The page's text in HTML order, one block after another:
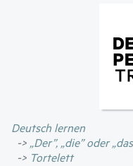
Deutsch lernen
„Der”, „die” oder
Tortelett